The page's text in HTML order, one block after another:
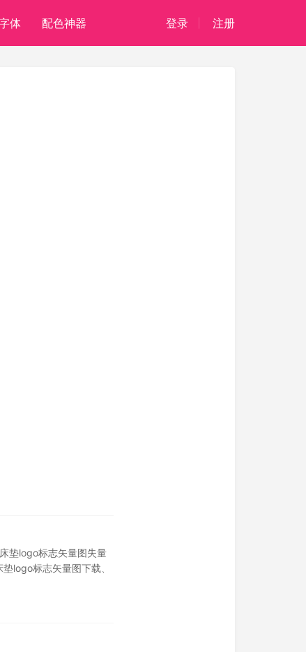
体 配色神器 登录 注册
垫logo标志矢量图失量
垫logo标志矢量图下载